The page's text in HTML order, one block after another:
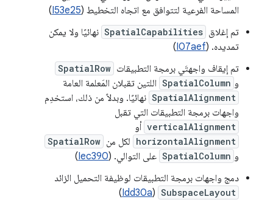
المساحة الفرعية لتتوافق مع اتجاه التخطيط (I53e25
)
تم إغلاق SpatialCapabilities نهائيًا ولا يمكن
تمديده. (I07aef
)
تم إيقاف واجهتَي برمجة التطبيقات SpatialRow
و SpatialColumn اللتين تقبلان المَعلمة العامة
SpatialAlignment نهائيًا. وبدلاً من ذلك، استخدِم
واجهات برمجة التطبيقات التي تقبل
verticalAlignment أو
horizontalAlignment لكل من SpatialRow
و SpatialColumn على التوالي. (Iec390
)
دمج واجهات برمجة التطبيقات لوظيفة التحميل الزائد
SubspaceLayout
(
Idd30a
)